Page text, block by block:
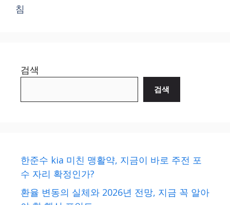
침
검색
검색
한준수 kia 미친 맹활약, 지금이 바로 주전 포
수 자리 확정인가?
환율 변동의 실체와 2026년 전망, 지금 꼭 알아